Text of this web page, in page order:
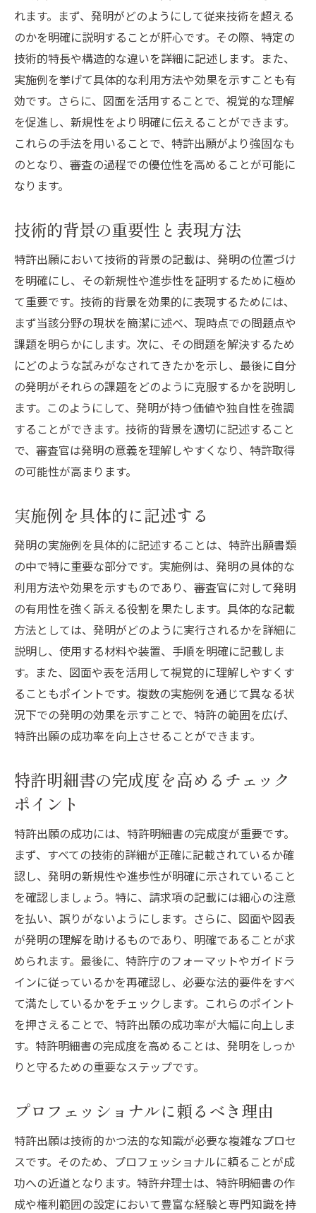
れます。まず、発明がどのようにして従来技術を超える
のかを明確に説明することが肝心です。その際、特定の
技術的特長や構造的な違いを詳細に記述します。また、
実施例を挙げて具体的な利用方法や効果を示すことも有
効です。さらに、図面を活用することで、視覚的な理解
を促進し、新規性をより明確に伝えることができます。
これらの手法を用いることで、特許出願がより強固なも
のとなり、審査の過程での優位性を高めることが可能に
なります。
技術的背景の重要性と表現方法
特許出願において技術的背景の記載は、発明の位置づけ
を明確にし、その新規性や進歩性を証明するために極め
て重要です。技術的背景を効果的に表現するためには、
まず当該分野の現状を簡潔に述べ、現時点での問題点や
課題を明らかにします。次に、その問題を解決するため
にどのような試みがなされてきたかを示し、最後に自分
の発明がそれらの課題をどのように克服するかを説明し
ます。このようにして、発明が持つ価値や独自性を強調
することができます。技術的背景を適切に記述すること
で、審査官は発明の意義を理解しやすくなり、特許取得
の可能性が高まります。
実施例を具体的に記述する
発明の実施例を具体的に記述することは、特許出願書類
の中で特に重要な部分です。実施例は、発明の具体的な
利用方法や効果を示すものであり、審査官に対して発明
の有用性を強く訴える役割を果たします。具体的な記載
方法としては、発明がどのように実行されるかを詳細に
説明し、使用する材料や装置、手順を明確に記載しま
す。また、図面や表を活用して視覚的に理解しやすくす
ることもポイントです。複数の実施例を通じて異なる状
況下での発明の効果を示すことで、特許の範囲を広げ、
特許出願の成功率を向上させることができます。
特許明細書の完成度を高めるチェック
ポイント
特許出願の成功には、特許明細書の完成度が重要です。
まず、すべての技術的詳細が正確に記載されているか確
認し、発明の新規性や進歩性が明確に示されていること
を確認しましょう。特に、請求項の記載には細心の注意
を払い、誤りがないようにします。さらに、図面や図表
が発明の理解を助けるものであり、明確であることが求
められます。最後に、特許庁のフォーマットやガイドラ
インに従っているかを再確認し、必要な法的要件をすべ
て満たしているかをチェックします。これらのポイント
を押さえることで、特許出願の成功率が大幅に向上しま
す。特許明細書の完成度を高めることは、発明をしっか
りと守るための重要なステップです。
プロフェッショナルに頼るべき理由
特許出願は技術的かつ法的な知識が必要な複雑なプロセ
スです。そのため、プロフェッショナルに頼ることが成
功への近道となります。特許弁理士は、特許明細書の作
成や権利範囲の設定において豊富な経験と専門知識を持